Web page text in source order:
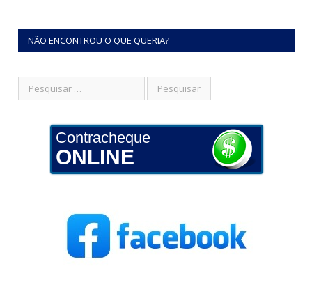
NÃO ENCONTROU O QUE QUERIA?
Contracheque
ONLINE